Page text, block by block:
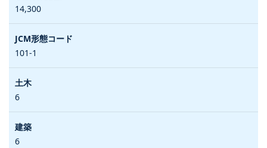
14,300
101-1
6
6